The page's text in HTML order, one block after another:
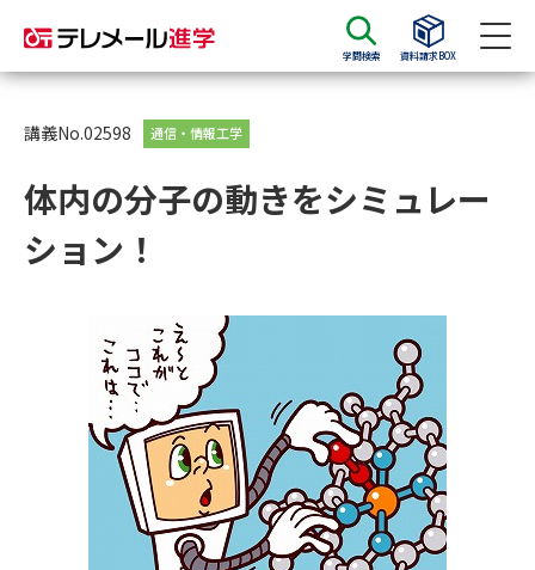
学問検索 資料請求BOX
資料請求
大学・短大の資料種類から請求
総合型選抜・学校推薦型選抜 募
集要項＆願書
大学入学共通テスト利用選抜の
募集要項＆願書
大学・短大以外の資料から請求
専門学校の資料請求 大学院の資料請求
講義No.02598 通信・情報工学
体内の分子の動きをシミュレー
ション！